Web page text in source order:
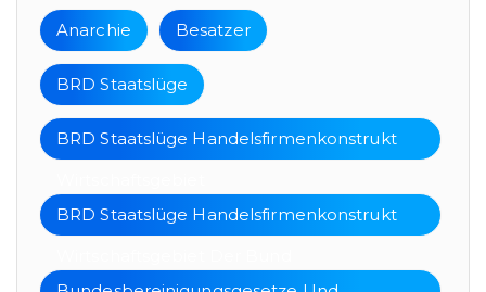
Anarchie Besatzer
BRD Staatslüge
BRD Staatslüge Handelsfirmenkonstrukt
BRD Staatslüge Handelsfirmenkonstrukt